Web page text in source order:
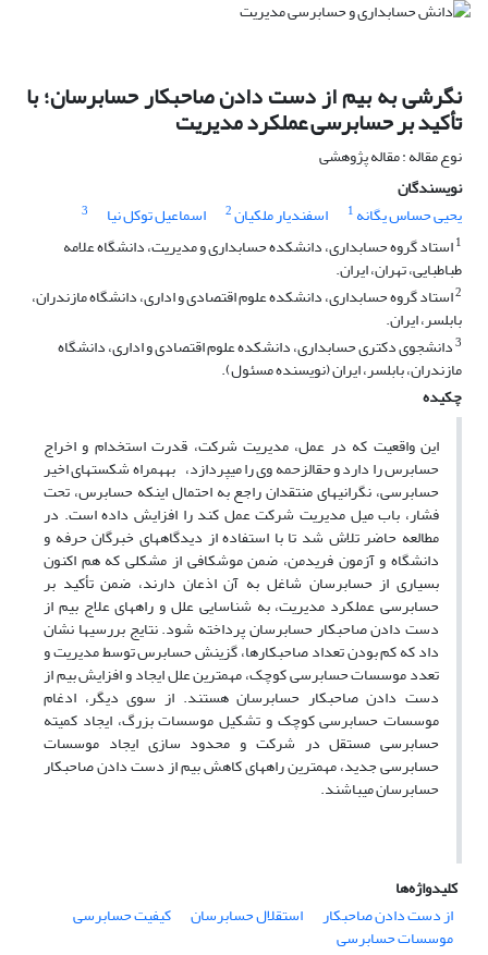
نگرشی به بیم از دست دادن صاحبکار حسابرسان؛ با
تأکید بر حسابرسی عملکرد مدیریت
نوع مقاله : مقاله پژوهشی
نویسندگان
یحیی حساس یگانه 1 اسفندیار ملکیان2 اسماعیل توکل نیا
3
1استاد گروه حسابداری، دانشکده حسابداری و مدیریت، دانشگاه علامه
طباطبایی، تهران، ایران.
2استاد گروه حسابداری، دانشکده علوم اقتصادی و اداری، دانشگاه مازندران،
بابلسر، ایران.
3دانشجوی دکتری حسابداری، دانشکده علوم اقتصادی و اداری، دانشگاه
مازندران، بابلسر، ایران (نویسنده مسئول).
چکیده
این واقعیت که در عمل، مدیریت شرکت، قدرت استخدام و اخراج
حسابرس را دارد و حق­الزحمه وی را می­پردازد، به­همراه شکست­های اخیر
حسابرسی، نگرانی­های منتقدان راجع به احتمال این­که حسابرس، تحت
فشار، باب میل مدیریت شرکت عمل کند را افزایش داده است. در
مطالعه حاضر تلاش شد تا با استفاده از دیدگاه­های خبرگان حرفه و
دانشگاه و آزمون فریدمن، ضمن موشکافی از مشکلی که هم اکنون
بسیاری از حسابرسان شاغل به آن اذعان دارند، ضمن تأکید بر
حسابرسی عملکرد مدیریت، به شناسایی علل و راه­های علاج بیم از
دست دادن صاحبکار حسابرسان پرداخته شود. نتایج بررسی­ها نشان
داد که کم بودن تعداد صاحبکارها، گزینش حسابرس توسط مدیریت و
تعدد موسسات حسابرسی کوچک، مهمترین علل ایجاد و افزایش بیم از
دست دادن صاحبکار حسابرسان هستند. از سوی دیگر، ادغام
موسسات حسابرسی کوچک و تشکیل موسسات بزرگ، ایجاد کمیته
حسابرسی مستقل در شرکت و محدود سازی ایجاد موسسات
حسابرسی جدید، مهمترین راه­های کاهش بیم از دست دادن صاحبکار
حسابرسان می­باشند.
کلیدواژه‌ها
از دست دادن صاحبکار
استقلال حسابرسان کیفیت حسابرسی
موسسات حسابرسی